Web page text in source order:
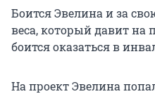
Боится Эвелина и за
веса, который давит на
боится оказаться в
На проект Эвелина